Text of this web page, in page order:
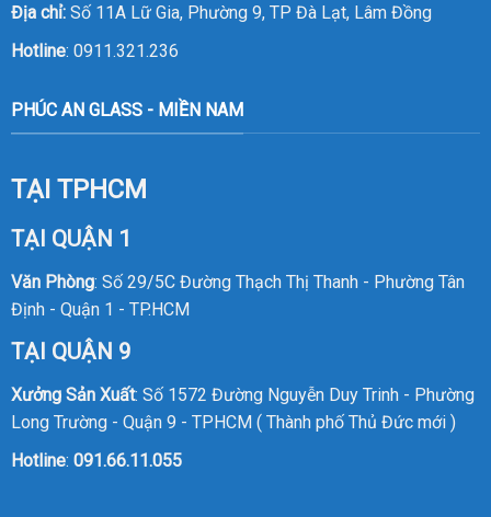
Địa chỉ:Số 11A Lữ Gia, Phường 9, TP Đà Lạt, Lâm Đồng
Hotline: 0911.321.236
PHÚC AN GLASS - MIỀN NAM
TẠI TPHCM
TẠI QUẬN 1
Văn Phòng: Số 29/5C Đường Thạch Thị Thanh - Phường Tân
Định - Quận 1 - TP.HCM
TẠI QUẬN 9
Xưởng Sản Xuất: Số 1572 Đường Nguyễn Duy Trinh - Phường
Long Trường - Quận 9 - TPHCM ( Thành phố Thủ Đức mới )
Hotline: 091.66.11.055